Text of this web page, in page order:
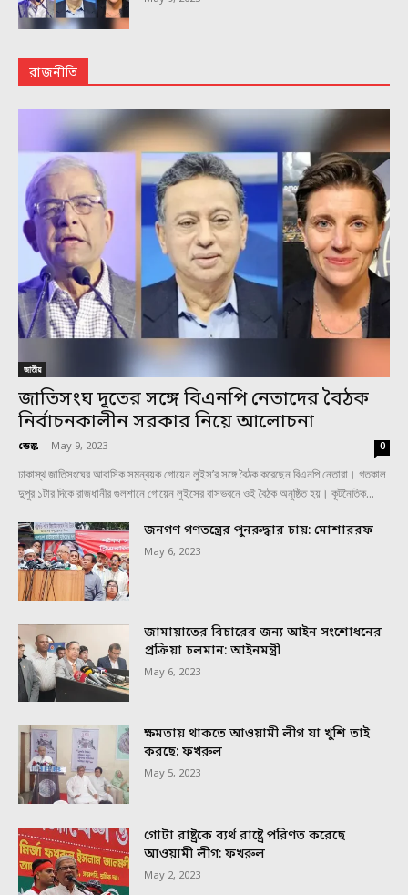
রাজনীতি
জাতীয়
জাতিসংঘ দূতের সঙ্গে বিএনপি নেতাদের বৈঠক
নির্বাচনকালীন সরকার নিয়ে আলোচনা
ডেস্ক - May 9, 2023 0
ঢাকাস্থ জাতিসংঘের আবাসিক সমন্বয়ক গোয়েন লুইস’র সঙ্গে বৈঠক করেছেন বিএনপি নেতারা। গতকাল
দুপুর ১টার দিকে রাজধানীর গুলশানে গোয়েন লুইসের বাসভবনে ওই বৈঠক অনুষ্ঠিত হয়। কূটনৈতিক...
জনগণ গণতন্ত্রের পুনরুদ্ধার চায়: মোশাররফ
May 6, 2023
জামায়াতের বিচারের জন্য আইন সংশোধনের
প্রক্রিয়া চলমান: আইনমন্ত্রী
May 6, 2023
ক্ষমতায় থাকতে আওয়ামী লীগ যা খুশি তাই
করছে: ফখরুল
May 5, 2023
গোটা রাষ্ট্রকে ব্যর্থ রাষ্ট্রে পরিণত করেছে
আওয়ামী লীগ: ফখরুল
May 2, 2023